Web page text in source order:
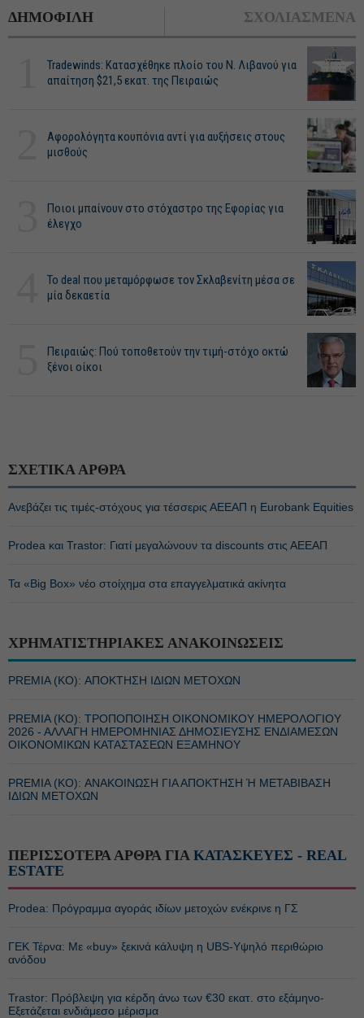
ΔΗΜΟΦΙΛΗ ΣΧΟΛΙΑΣΜΕΝΑ
Tradewinds: Κατασχέθηκε πλοίο του Ν. Λιβανού για
απαίτηση $21,5 εκατ. της Πειραιώς
Αφορολόγητα κουπόνια αντί για αυξήσεις στους
μισθούς
Ποιοι μπαίνουν στο στόχαστρο της Εφορίας για
έλεγχο
Το deal που μεταμόρφωσε τον Σκλαβενίτη μέσα σε
μία δεκαετία
Πειραιώς: Πού τοποθετούν την τιμή-στόχο οκτώ
ξένοι οίκοι
ΣΧΕΤΙΚΑ ΑΡΘΡΑ
Ανεβάζει τις τιμές-στόχους για τέσσερις ΑΕΕΑΠ η Eurobank Equities
Prodea και Trastor: Γιατί μεγαλώνουν τα discounts στις ΑΕΕΑΠ
Τα «Big Box» νέο στοίχημα στα επαγγελματικά ακίνητα
ΧΡΗΜΑΤΙΣΤΗΡΙΑΚΕΣ ΑΝΑΚΟΙΝΩΣΕΙΣ
PREMIA (ΚΟ): ΑΠΟΚΤΗΣΗ ΙΔΙΩΝ ΜΕΤΟΧΩΝ
PREMIA (ΚΟ): ΤΡΟΠΟΠΟΙΗΣΗ ΟΙΚΟΝΟΜΙΚΟΥ ΗΜΕΡΟΛΟΓΙΟΥ
2026 - ΑΛΛΑΓΗ ΗΜΕΡΟΜΗΝΙΑΣ ΔΗΜΟΣΙΕΥΣΗΣ ΕΝΔΙΑΜΕΣΩΝ
ΟΙΚΟΝΟΜΙΚΩΝ ΚΑΤΑΣΤΑΣΕΩΝ ΕΞΑΜΗΝΟΥ
PREMIA (ΚΟ): ΑΝΑΚΟΙΝΩΣΗ ΓΙΑ ΑΠΟΚΤΗΣΗ Ή ΜΕΤΑΒΙΒΑΣΗ
ΙΔΙΩΝ ΜΕΤΟΧΩΝ
ΠΕΡΙΣΣΟΤΕΡΑ ΑΡΘΡΑ ΓΙΑ ΚΑΤΑΣΚΕΥΕΣ - REAL
ESTATE
Prodea: Πρόγραμμα αγοράς ιδίων μετοχών ενέκρινε η ΓΣ
ΓΕΚ Τέρνα: Με «buy» ξεκινά κάλυψη η UBS-Υψηλό περιθώριο
ανόδου
Trastor: Πρόβλεψη για κέρδη άνω των €30 εκατ. στο εξάμηνο-
Εξετάζεται ενδιάμεσο μέρισμα